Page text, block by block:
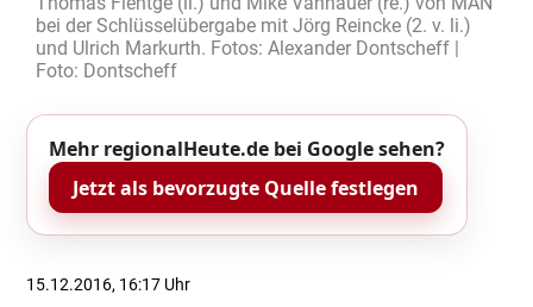
bei der Schlüsselübergabe mit Jörg Reincke (2. v. li.)
und Ulrich Markurth. Fotos: Alexander Dontscheff |
Foto: Dontscheff
Mehr regionalHeute.de bei Google sehen?
Jetzt als bevorzugte Quelle festlegen
15.12.2016, 16:17 Uhr